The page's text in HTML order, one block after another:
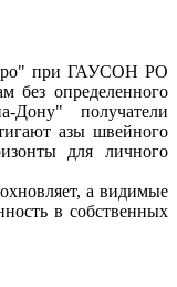
при ГАУСОН РО
определенного
Дону" получатели
азы швейного
для личного
а видимые
в собственных